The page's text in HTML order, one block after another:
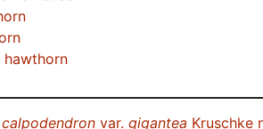
var. gigantea Kruschke